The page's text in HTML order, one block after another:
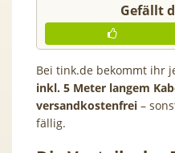
Gefällt
Bei tink.de bekommt ihr
inkl. 5 Meter langem
versandkostenfrei –
fällig.